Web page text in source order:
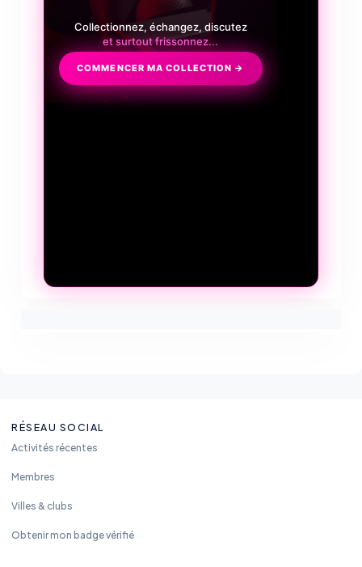
Collectionnez, échangez, discutez
et surtout frissonnez...
COMMENCER MA COLLECTION →
RÉSEAU SOCIAL
Activités récentes
Membres
Villes & clubs
Obtenir mon badge vérifié